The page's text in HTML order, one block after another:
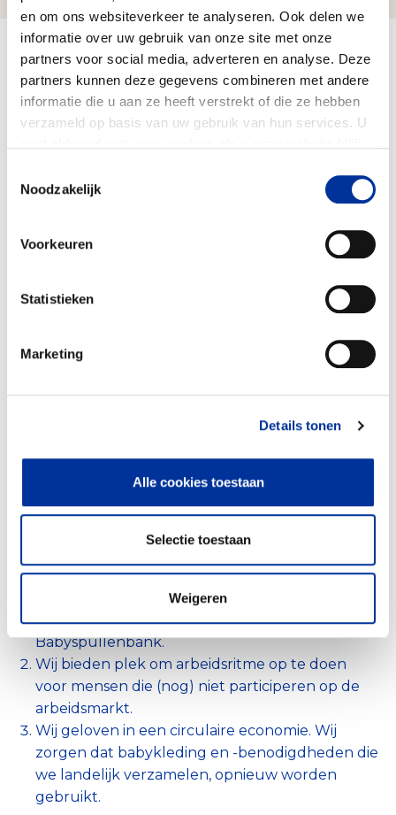
en om ons websiteverkeer te analyseren. Ook delen we
informatie over uw gebruik van onze site met onze
partners voor social media, adverteren en analyse. Deze
partners kunnen deze gegevens combineren met andere
informatie die u aan ze heeft verstrekt of die ze hebben
verzameld op basis van uw gebruik van hun services. U
Noodzakelijk
Voorkeuren
Statistieken
Marketing
Details tonen
Alle cookies toestaan
Selectie toestaan
Weigeren
Doelbesteding (2025)
€ 994.629
hulpverlening
Wij realiseren ons doel primair door het
schenken van babyspullen. Dat doen wij via ons
babystartpakket, bestaand uit gebruikte en
faciliteren van de uitwisseling van grotere
babyspullen (kinderwagens, kamerinrichting,
borstkolven etc.) via ons platform de
Babyspullenbank.
Wij bieden plek om arbeidsritme op te doen
voor mensen die (nog) niet participeren op de
arbeidsmarkt.
Wij geloven in een circulaire economie. Wij
zorgen dat babykleding en -benodigdheden die
we landelijk verzamelen, opnieuw worden
gebruikt.